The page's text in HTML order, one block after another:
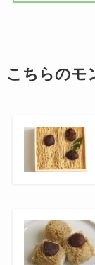
こちらのモ